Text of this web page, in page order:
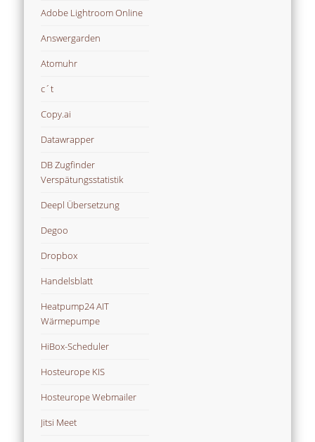
Adobe Lightroom Online
Answergarden
Atomuhr
c´t
Copy.ai
Datawrapper
DB Zugfinder
Verspätungsstatistik
Deepl Übersetzung
Degoo
Dropbox
Handelsblatt
Heatpump24 AIT
Wärmepumpe
HiBox-Scheduler
Hosteurope KIS
Hosteurope Webmailer
Jitsi Meet